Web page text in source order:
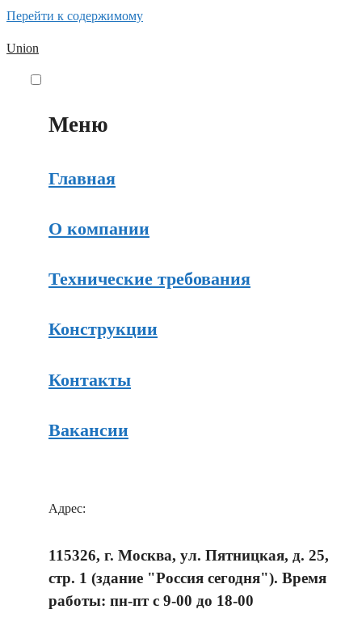
Перейти к содержимому
Union
Меню
Главная
О компании
Технические требования
Конструкции
Контакты
Вакансии
Адрес:
115326, г. Москва, ул. Пятницкая, д. 25,
стр. 1 (здание "Россия сегодня"). Время
работы: пн-пт с 9-00 до 18-00